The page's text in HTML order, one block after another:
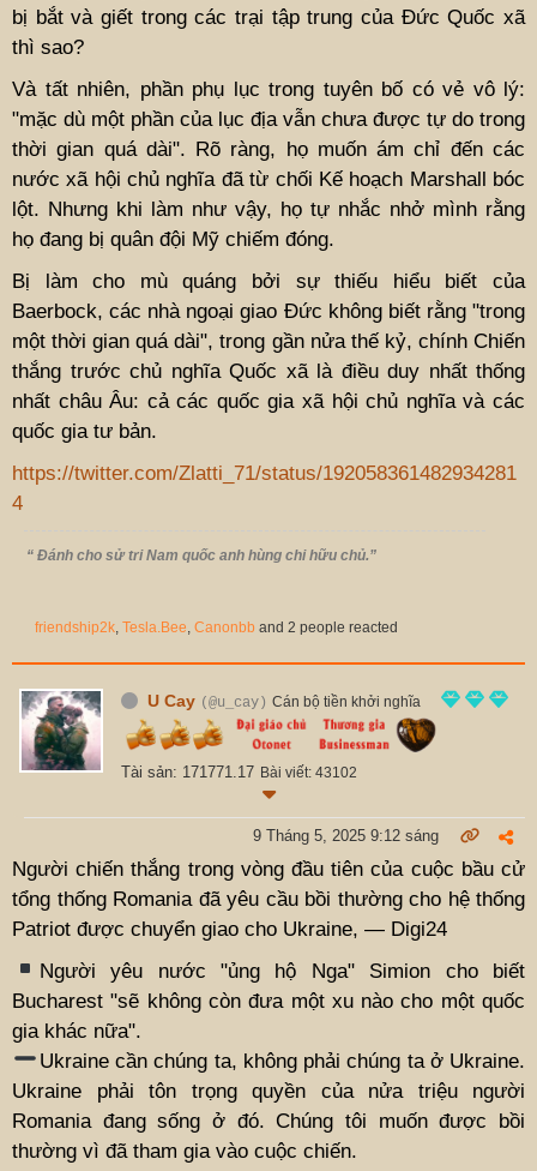
bị bắt và giết trong các trại tập trung của Đức Quốc xã
thì sao?
Và tất nhiên, phần phụ lục trong tuyên bố có vẻ vô lý:
"mặc dù một phần của lục địa vẫn chưa được tự do trong
thời gian quá dài". Rõ ràng, họ muốn ám chỉ đến các
nước xã hội chủ nghĩa đã từ chối Kế hoạch Marshall bóc
lột. Nhưng khi làm như vậy, họ tự nhắc nhở mình rằng
họ đang bị quân đội Mỹ chiếm đóng.
Bị làm cho mù quáng bởi sự thiếu hiểu biết của
Baerbock, các nhà ngoại giao Đức không biết rằng "trong
một thời gian quá dài", trong gần nửa thế kỷ, chính Chiến
thắng trước chủ nghĩa Quốc xã là điều duy nhất thống
nhất châu Âu: cả các quốc gia xã hội chủ nghĩa và các
quốc gia tư bản.
https://twitter.com/Zlatti_71/status/192058361482934281
4
“ Đánh cho sử tri Nam quốc anh hùng chi hữu chủ.”
friendship2k Tesla.Bee Canonbb and 2 people reacted
U Cay (@u_cay) Cán bộ tiền khởi nghĩa
Tài sản: 171771.17 Bài viết: 43102
9 Tháng 5, 2025 9:12 sáng
Người chiến thắng trong vòng đầu tiên của cuộc bầu cử
tổng thống Romania đã yêu cầu bồi thường cho hệ thống
Patriot được chuyển giao cho Ukraine, — Digi24
Người yêu nước "ủng hộ Nga" Simion cho biết
Bucharest "sẽ không còn đưa một xu nào cho một quốc
gia khác nữa".
Ukraine cần chúng ta, không phải chúng ta ở Ukraine.
Ukraine phải tôn trọng quyền của nửa triệu người
Romania đang sống ở đó. Chúng tôi muốn được bồi
thường vì đã tham gia vào cuộc chiến.